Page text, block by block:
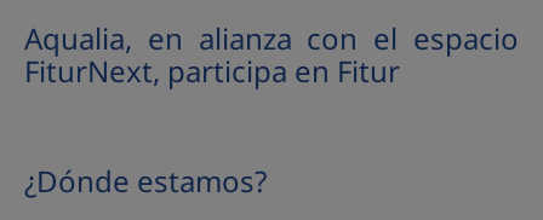
Aqualia, en alianza con el espacio
FiturNext, participa en Fitur
¿Dónde estamos?